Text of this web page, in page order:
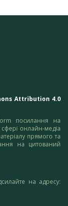
Attribution 4.0
посилання на
сфері онлайн-медіа
прямого та
на цитований
на адресу: